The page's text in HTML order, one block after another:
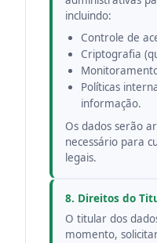
incluindo:
Controle de
Criptografia
Políticas
informação.
Os dados serão
necessário para
legais.
8. Direitos do
O titular dos
momento,